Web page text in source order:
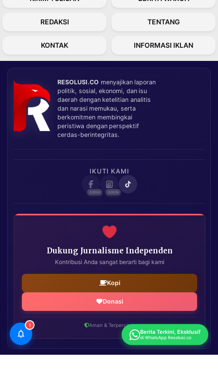
REDAKSI TENTANG
KONTAK INFORMASI IKLAN
RESOLUSI.CO menyajikan laporan
politik, sosial, ekonomi, dan isu
daerah dengan ketelitian analitis
dan narasi memukau, serta
berkomitmen membingkai
peristiwa dengan perspektif
cerdas-berintegritas.
IKUTI KAMI
Dukung Jurnalisme Independen
Kontribusi Anda sangat berarti bagi kami
Kopi
Donasi
Aman & Terpercaya
!
Berita Terkini, Eksklusif
di WhatsApp Resolusi.co